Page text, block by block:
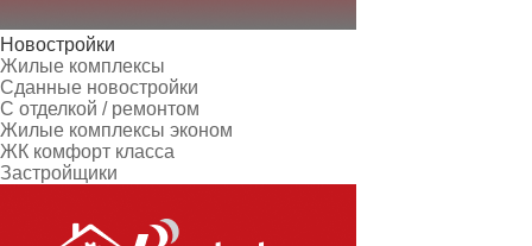
Новостройки
Жилые комплексы
Сданные новостройки
С отделкой / ремонтом
Жилые комплексы эконом
ЖК комфорт класса
Застройщики